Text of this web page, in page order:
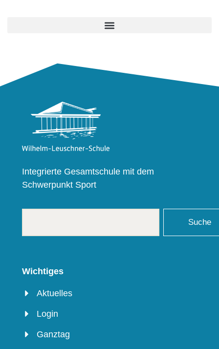
Integrierte Gesamtschule mit dem
Schwerpunkt Sport
Suche
Wichtiges
Aktuelles
Login
Ganztag